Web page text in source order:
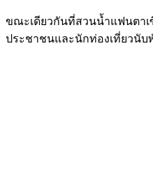
ขณะเดียวกันที่สวนน้ำแฟนตาเ
ประชาชนและนักท่องเที่ยวนั